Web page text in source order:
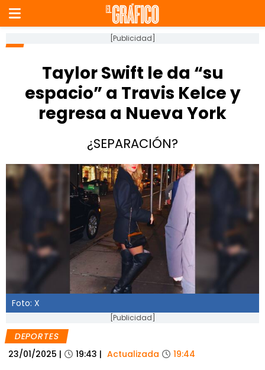
[Publicidad]
Taylor Swift le da “su
espacio” a Travis Kelce y
regresa a Nueva York
¿SEPARACIÓN?
Foto: X
[Publicidad]
DEPORTES
23/01/2025 | 19:43 | Actualizada 19:44